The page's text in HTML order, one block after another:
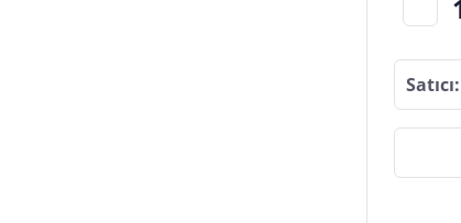
Satıcı: